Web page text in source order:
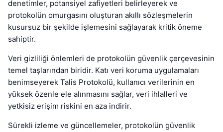
denetimler, potansiyel zafiyetleri belirleyerek ve
protokolün omurgasını oluşturan akıllı sözleşmelerin
kusursuz bir şekilde işlemesini sağlayarak kritik öneme
sahiptir.
Veri gizliliği önlemleri de protokolün güvenlik çerçevesinin
temel taşlarından biridir. Katı veri koruma uygulamaları
benimseyerek Talis Protokolü, kullanıcı verilerinin en
yüksek özenle ele alınmasını sağlar, veri ihlalleri ve
yetkisiz erişim riskini en aza indirir.
Sürekli izleme ve güncellemeler, protokolün güvenlik